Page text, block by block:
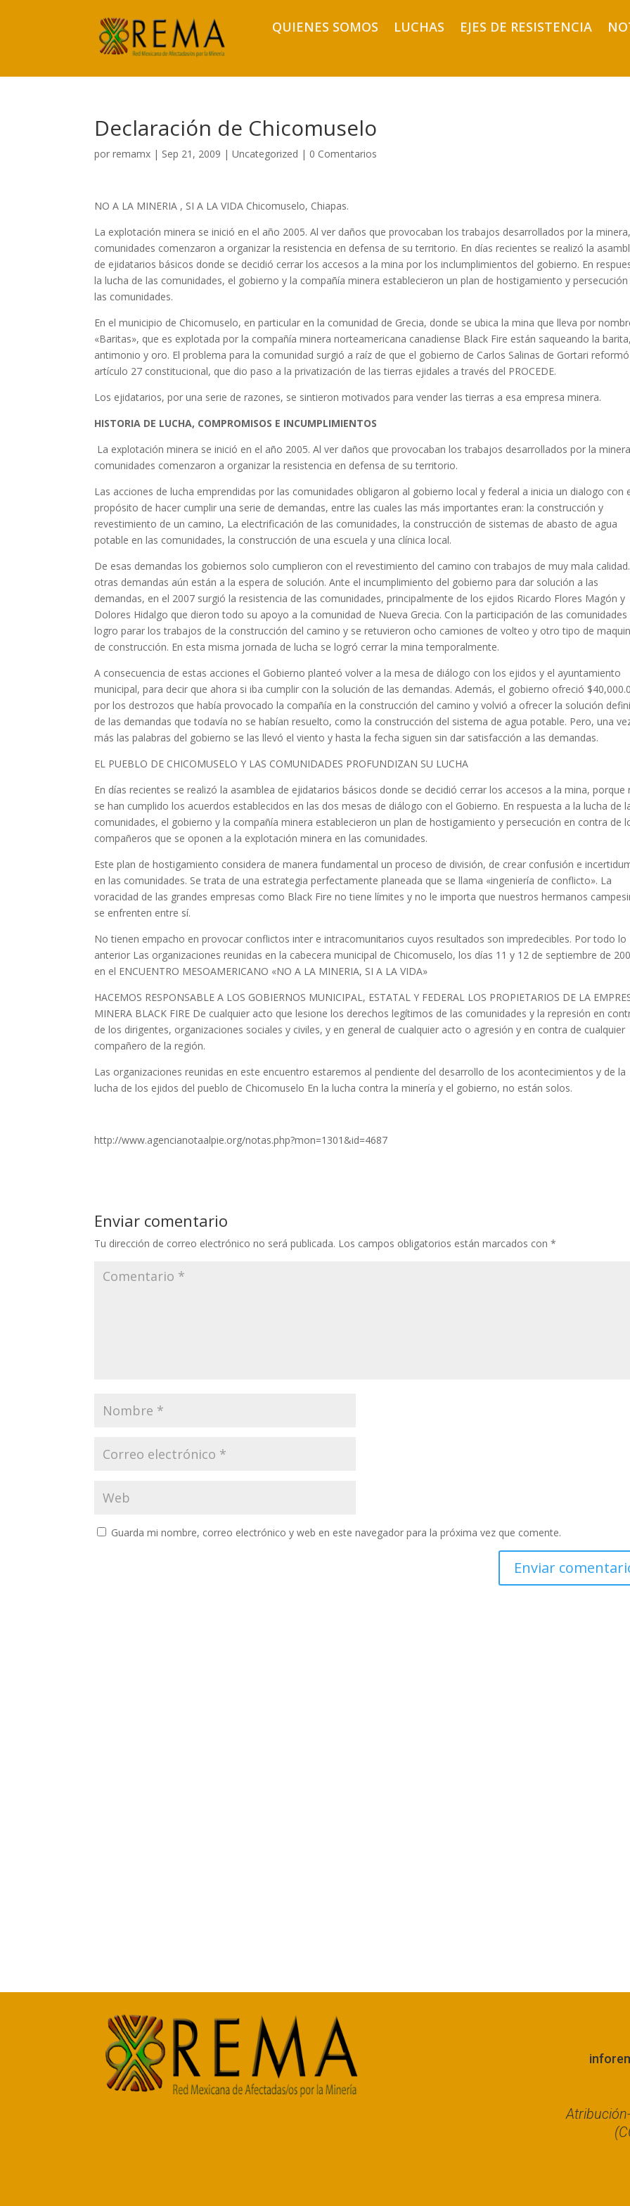
QUIENES SOMOS LUCHAS EJES DE RESISTENCIA
Declaración de Chicomuselo
porremamx | Sep 21, 2009 |Uncategorized | 0 Comentarios
NO A LA MINERIA , SI A LA VIDA Chicomuselo, Chiapas.
La explotación minera se inició en el año 2005. Al ver daños que provocaban los trabajos desarrollados por la
comunidades comenzaron a organizar la resistencia en defensa de su territorio. En días recientes se realizó la
de ejidatarios básicos donde se decidió cerrar los accesos a la mina por los inclumplimientos del gobierno. En
la lucha de las comunidades, el gobierno y la compañía minera establecieron un plan de hostigamiento y
las comunidades.
En el municipio de Chicomuselo, en particular en la comunidad de Grecia, donde se ubica la mina que lleva por
«Baritas», que es explotada por la compañía minera norteamericana canadiense Black Fire están saqueando la
antimonio y oro. El problema para la comunidad surgió a raíz de que el gobierno de Carlos Salinas de Gortari
artículo 27 constitucional, que dio paso a la privatización de las tierras ejidales a través del PROCEDE.
Los ejidatarios, por una serie de razones, se sintieron motivados para vender las tierras a esa empresa minera.
HISTORIA DE LUCHA, COMPROMISOS E INCUMPLIMIENTOS
La explotación minera se inició en el año 2005. Al ver daños que provocaban los trabajos desarrollados por la
comunidades comenzaron a organizar la resistencia en defensa de su territorio.
Las acciones de lucha emprendidas por las comunidades obligaron al gobierno local y federal a inicia un dialogo con
propósito de hacer cumplir una serie de demandas, entre las cuales las más importantes eran: la construcción y
revestimiento de un camino, La electrificación de las comunidades, la construcción de sistemas de abasto de agua
potable en las comunidades, la construcción de una escuela y una clínica local.
De esas demandas los gobiernos solo cumplieron con el revestimiento del camino con trabajos de muy mala
otras demandas aún están a la espera de solución. Ante el incumplimiento del gobierno para dar solución a las
demandas, en el 2007 surgió la resistencia de las comunidades, principalmente de los ejidos Ricardo Flores Magón y
Dolores Hidalgo que dieron todo su apoyo a la comunidad de Nueva Grecia. Con la participación de las comunidades
logro parar los trabajos de la construcción del camino y se retuvieron ocho camiones de volteo y otro tipo de
de construcción. En esta misma jornada de lucha se logró cerrar la mina temporalmente.
A consecuencia de estas acciones el Gobierno planteó volver a la mesa de diálogo con los ejidos y el ayuntamiento
municipal, para decir que ahora si iba cumplir con la solución de las demandas. Además, el gobierno ofreció
por los destrozos que había provocado la compañía en la construcción del camino y volvió a ofrecer la solución
de las demandas que todavía no se habían resuelto, como la construcción del sistema de agua potable. Pero, una
más las palabras del gobierno se las llevó el viento y hasta la fecha siguen sin dar satisfacción a las demandas.
EL PUEBLO DE CHICOMUSELO Y LAS COMUNIDADES PROFUNDIZAN SU LUCHA
En días recientes se realizó la asamblea de ejidatarios básicos donde se decidió cerrar los accesos a la mina, porque
se han cumplido los acuerdos establecidos en las dos mesas de diálogo con el Gobierno. En respuesta a la lucha de
comunidades, el gobierno y la compañía minera establecieron un plan de hostigamiento y persecución en contra de
compañeros que se oponen a la explotación minera en las comunidades.
Este plan de hostigamiento considera de manera fundamental un proceso de división, de crear confusión e
en las comunidades. Se trata de una estrategia perfectamente planeada que se llama «ingeniería de conflicto». La
voracidad de las grandes empresas como Black Fire no tiene límites y no le importa que nuestros hermanos
se enfrenten entre sí.
No tienen empacho en provocar conflictos inter e intracomunitarios cuyos resultados son impredecibles. Por todo lo
anterior Las organizaciones reunidas en la cabecera municipal de Chicomuselo, los días 11 y 12 de septiembre de
en el ENCUENTRO MESOAMERICANO «NO A LA MINERIA, SI A LA VIDA»
HACEMOS RESPONSABLE A LOS GOBIERNOS MUNICIPAL, ESTATAL Y FEDERAL LOS PROPIETARIOS DE LA
MINERA BLACK FIRE De cualquier acto que lesione los derechos legítimos de las comunidades y la represión en
de los dirigentes, organizaciones sociales y civiles, y en general de cualquier acto o agresión y en contra de cualquier
compañero de la región.
Las organizaciones reunidas en este encuentro estaremos al pendiente del desarrollo de los acontecimientos y de la
lucha de los ejidos del pueblo de Chicomuselo En la lucha contra la minería y el gobierno, no están solos.
http://www.agencianotaalpie.org/notas.php?mon=1301&id=4687
Enviar comentario
Tu dirección de correo electrónico no será publicada. Los campos obligatorios están marcados con*
Guarda mi nombre, correo electrónico y web en este navegador para la próxima vez que comente.